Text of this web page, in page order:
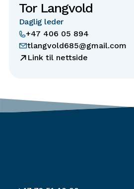
Tor Langvold
Daglig leder
+47 406 05 894
tlangvold685@gmail.com
Link til nettside